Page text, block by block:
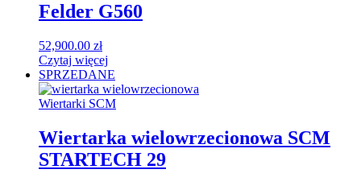
Felder G560
52,900.00 zł
Czytaj więcej
SPRZEDANE
Wiertarki SCM
Wiertarka wielowrzecionowa SCM
STARTECH 29